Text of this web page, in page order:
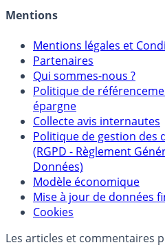
Mentions légales et
Partenaires
Qui sommes-nous ?
Politique de
épargne
Collecte avis internautes
Politique de gestion des
(RGPD - Règlement
Données)
Modèle économique
Mise à jour de données
Cookies